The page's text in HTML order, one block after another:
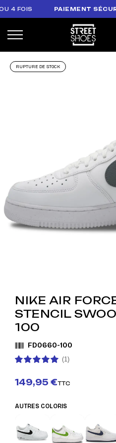
PAIEMENT SÉCURISÉ
RUPTURE DE STOCK
NIKE AIR
STENCIL
100
FD0660-100
(1)
149,95 €TTC
AUTRES COLORIS